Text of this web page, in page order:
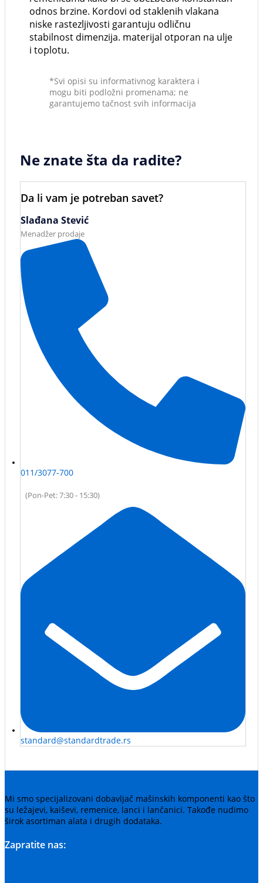
odnos brzine. Kordovi od staklenih vlakana
niske rastezljivosti garantuju odličnu
stabilnost dimenzija. materijal otporan na ulje
i toplotu.
*Svi opisi su informativnog karaktera i
mogu biti podložni promenama; ne
garantujemo tačnost svih informacija
Ne znate šta da radite?
Da li vam je potreban savet?
Slađana Stević
Menadžer prodaje
011/3077-700
(Pon-Pet: 7:30 - 15:30)
standard@standardtrade.rs
Mi smo specijalizovani dobavljač mašinskih komponenti kao što
su ležajevi, kaiševi, remenice, lanci i lančanici. Takođe nudimo
širok asortiman alata i drugih dodataka.
Zapratite nas: